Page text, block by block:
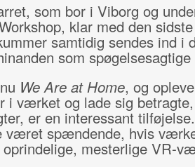
som bor i Viborg og
klar med den
samtidig sendes ind i
som
We Are at Home, og
i værket og lade sig
er en interessant
været spændende, hvis
mesterlige VR-